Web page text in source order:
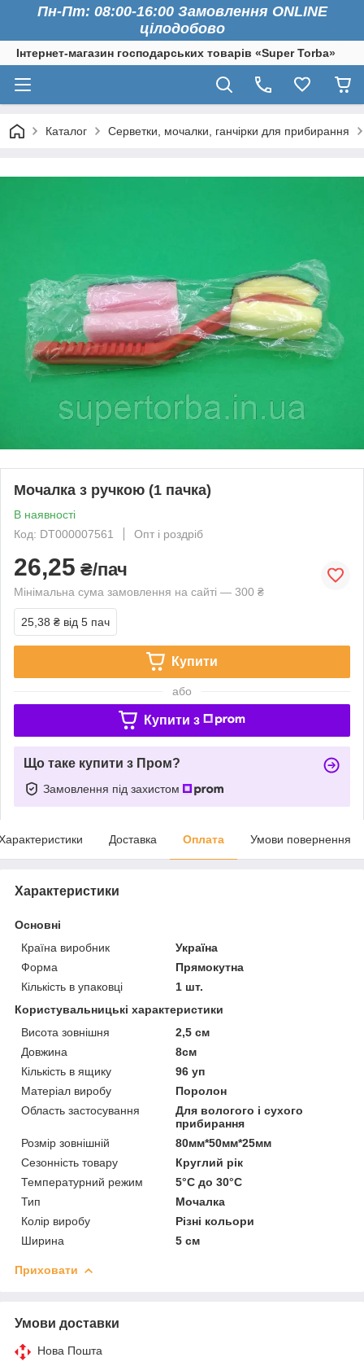
Пн-Пт: 08:00-16:00 Замовлення ONLINE
цілодобово
Інтернет-магазин господарських товарів «Super Torba»
Каталог Серветки, мочалки, ганчірки для прибирання
Мочалка з ручкою (1 пачка)
В наявності
Код: DT000007561
Опт і роздріб
26,25 ₴/пач
Мінімальна сума замовлення на сайті — 300 ₴
25,38 ₴ від 5 пач
Купити
або
Купити з
Що таке купити з Пром?
Замовлення під захистом
Доставка Оплата Умови повернення
Характеристики
Основні
Країна виробник
Україна
Форма
Прямокутна
Кількість в упаковці
1 шт.
Користувальницькі характеристики
Висота зовнішня
2,5 см
Довжина
8см
Кількість в ящику
96 уп
Матеріал виробу
Поролон
Область застосування
Для вологого і сухого
прибирання
Розмір зовнішній
80мм*50мм*25мм
Сезонність товару
Круглий рік
Температурний режим
5°С до 30°С
Тип
Мочалка
Колір виробу
Різні кольори
Ширина
5 см
Приховати
Умови доставки
Нова Пошта